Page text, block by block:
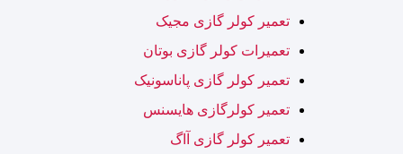
تعمیر کولر گازی مجیک
تعمیرات کولر گازی بوتان
تعمیر کولر گازی پاناسونیک
تعمیر کولرگازی هایسنس
تعمیر کولر گازی آاگ